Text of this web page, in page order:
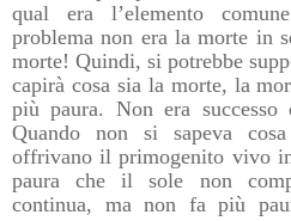
qual era l’elemento
problema non era la morte in
morte! Quindi, si potrebbe
capirà cosa sia la morte, la
più paura. Non era
Quando non si sapeva
offrivano il primogenito vivo
paura che il sole non
continua, ma non fa più